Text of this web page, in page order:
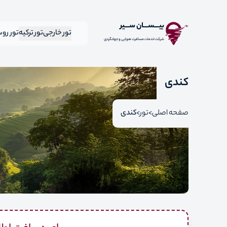
بیـــســـان ســـیر
شرکت خدمات مسافرت هوایی و جهانگردی تور خارجی تور ترکیهتور
کندی
صفحه اصلی تور کندی